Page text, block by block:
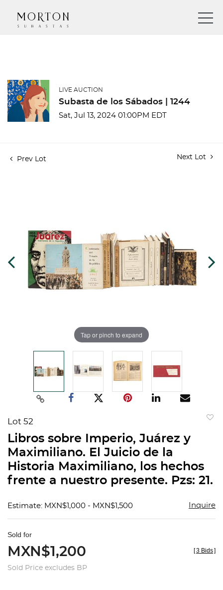
LIVE AUCTION
Subasta de los Sábados | 1244
Sat, Jul 13, 2024 01:00PM EDT
Prev Lot Next Lot
Tap or pinch to expand
Lot 52
Libros sobre Imperio, Juárez y
Maximiliano. El Juicio de la
Historia Maximiliano, los hechos
frente a nuestro presente. Pzs: 21.
Estimate: MXN$1,000 - MXN$1,500 Inquire
Sold for
MXN$1,200
Sold Price excludes BP
[3 Bids]